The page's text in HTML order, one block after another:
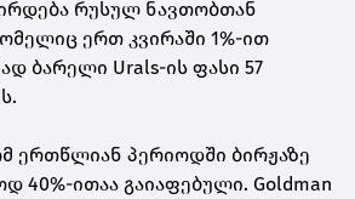
რუსულ ნავთობთან
ერთ კვირაში 1%-ით
ბარელი Urals-ის ფასი 57
ერთწლიან პერიოდში ბირჟაზე
40%-ითაა გაიაფებული. Goldman